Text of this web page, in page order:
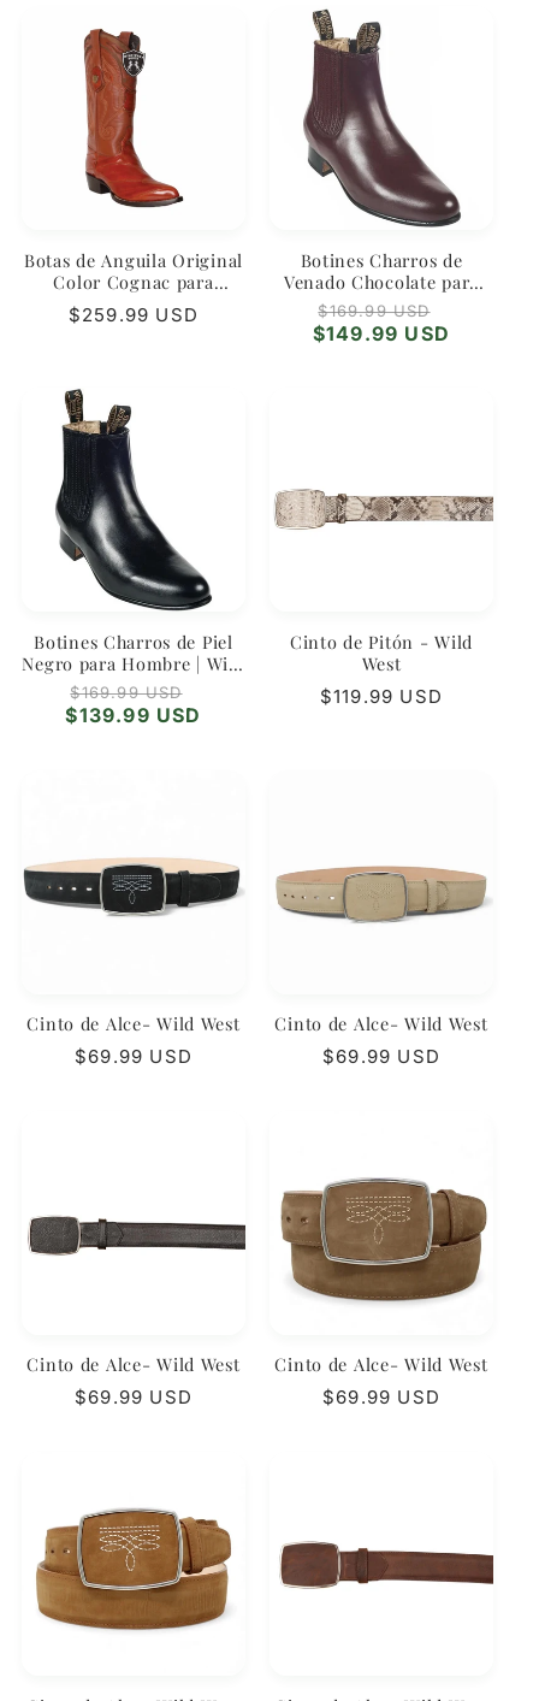
Botas de Anguila Original
Color Cognac para
Hombre – Wild West
Boots Premium
Precio
$259.99 USD
Botines Charros de
Venado Chocolate para
Hombre | Wild West
Precio
habitual
$169.99 USD
de
$149.99 USD
Botines Charros de Piel
Negro para Hombre | Wild
West
Precio
habitual
$169.99 USD
de
$139.99 USD
Cinto de Pitón - Wild
West
Precio
$119.99 USD
Cinto de Alce- Wild West
Precio
$69.99 USD
Cinto de Alce- Wild West
Precio
$69.99 USD
Cinto de Alce- Wild West
Precio
$69.99 USD
Cinto de Alce- Wild West
Precio
$69.99 USD